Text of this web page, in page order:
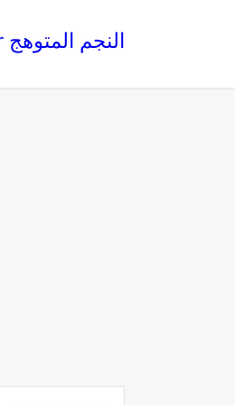
النجم المتوهج The glowing star